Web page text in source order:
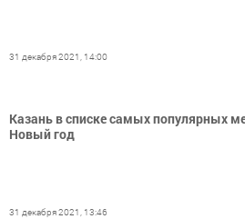
31 декабря 2021, 14:00
Казань в списке самых популярных
Новый год
31 декабря 2021, 13:46